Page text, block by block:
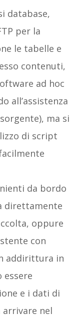
database,
per la
le tabelle e
contenuti,
ad hoc
all’assistenza
ma si
di script
da bordo
direttamente
oppure
con
addirittura in
essere
e i dati di
nel